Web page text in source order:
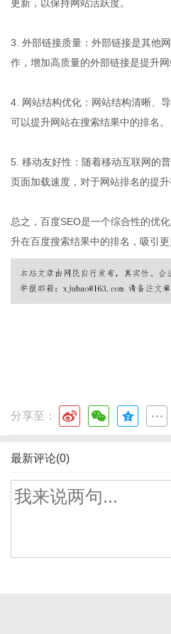
更新，以保持网站活跃度。
3. 外部链接质量：外部链接是其他
作，增加高质量的外部链接是提升网
4. 网站结构优化：网站结构清晰、
可以提升网站在搜索结果中的排名。
5. 移动友好性：随着移动互联网的
页面加载速度，对于网站排名的提升
总之，百度SEO是一个综合性的优
升在百度搜索结果中的排名，吸引更
分享至：
最新评论(0)